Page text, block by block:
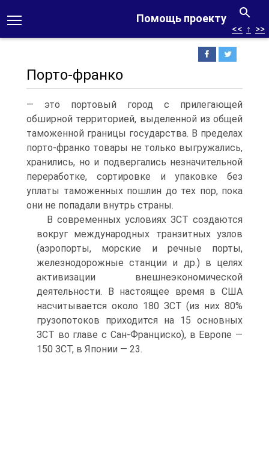
Помощь проекту
<< ↑ >>
Порто-франко
— это портовый город с прилегающей
обширной территорией, выделенной из общей
таможенной границы государства. В пределах
порто-франко товары не только выгружались,
хранились, но и подвергались незначительной
переработке, сортировке и упаковке без
уплаты таможенных пошлин до тех пор, пока
они не попадали внутрь страны.
В современных условиях ЗСТ создаются
вокруг международных транзитных узлов
(аэропорты, морские и речные порты,
железнодорожные станции и др.) в целях
активизации внешнеэкономической
деятельности. В настоящее время в США
насчитывается около 180 ЗСТ (из них 80%
грузопотоков приходится на 15 основных
ЗСТ во главе с Сан-Франциско), в Европе —
150 ЗСТ, в Японии — 23.